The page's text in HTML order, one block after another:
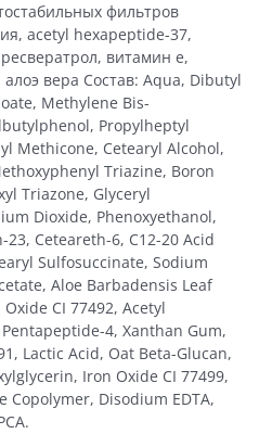
фильтров
acetyl hexapeptide-37,
витамин е,
вера Состав: Aqua, Dibutyl
Methylene Bis-
Propylheptyl
Methicone, Cetearyl Alcohol,
Triazine, Boron
Triazone, Glyceryl
Dioxide, Phenoxyethanol,
Ceteareth-6, C12-20 Acid
Sulfosuccinate, Sodium
Aloe Barbadensis Leaf
CI 77492, Acetyl
4, Xanthan Gum,
Lactic Acid, Oat Beta-Glucan,
Iron Oxide CI 77499,
Copolymer, Disodium EDTA,